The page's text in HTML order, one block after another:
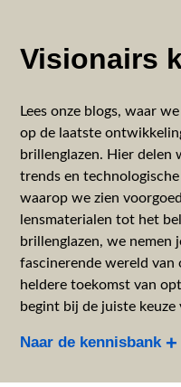
Visionairs
Lees onze blogs, waar
op de laatste
brillenglazen. Hier delen
trends en
waarop we zien
lensmaterialen tot het
brillenglazen, we nemen
fascinerende wereld van
heldere toekomst van
begint bij de juiste keuze
Naar de kennisbank